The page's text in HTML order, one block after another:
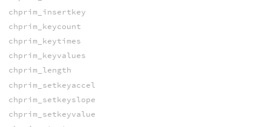
chprim_insertkey
chprim_keycount
chprim_keytimes
chprim_keyvalues
chprim_length
chprim_setkeyaccel
chprim_setkeyslope
chprim_setkeyvalue